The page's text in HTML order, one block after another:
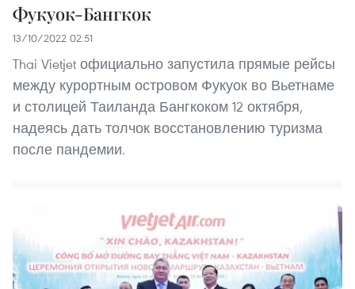
Фукуок-Бангкок
13/10/2022 02:51
Thai Vietjet официально запустила прямые рейсы
между курортным островом Фукуок во Вьетнаме
и столицей Таиланда Бангкоком 12 октября,
надеясь дать толчок восстановлению туризма
после пандемии.